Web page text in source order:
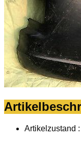
Artikelzustand